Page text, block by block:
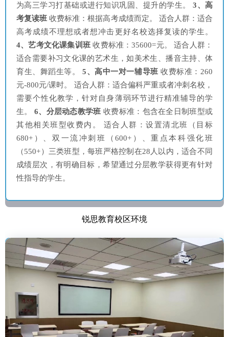
为高三学习打基础或进行知识巩固、提升的学生。3、高
考复读班 收费标准：根据高考成绩而定。 适合人群：适合
高考成绩不理想或者想冲击更好名校选择复读的学生。
4、艺考文化课集训班 收费标准：35600=元。 适合人群：
适合需要补习文化课的艺术生，如美术生、播音主持、体
育生、舞蹈生等。5、高中一对一辅导班 收费标准：260
元-800元/课时。 适合人群：适合偏科严重或者冲刺名校，
需要个性化教学，针对自身薄弱环节进行精准辅导的学
生。 6、分层动态教学班 收费标准：包含在全日制班型或
其他相关班型收费内。 适合人群：设置清北班（目标
680+）、双一流冲刺班（600+）、重点本科强化班
（550+）三类班型，每班严格控制在28人以内，适合不同
成绩层次，有明确目标，希望通过分层教学获得更有针对
性指导的学生。
锐思教育校区环境